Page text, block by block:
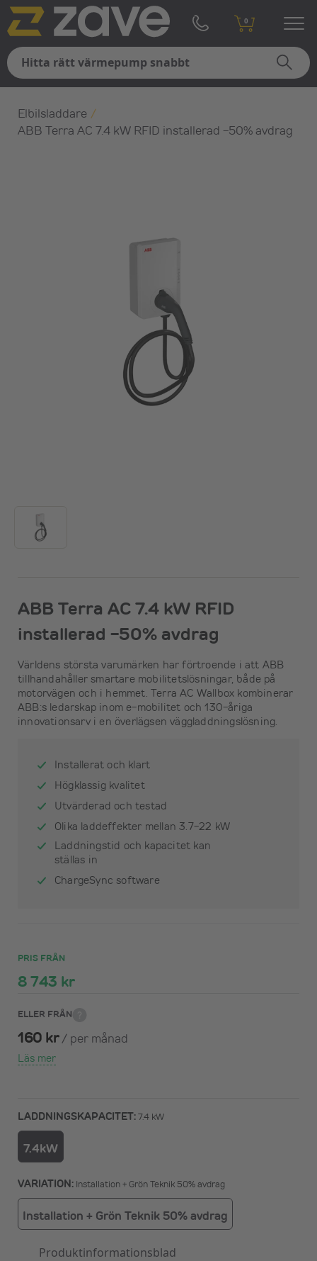
0
Elbilsladdare /
ABB Terra AC 7.4 kW RFID installerad -50% avdrag
ABB Terra AC 7.4 kW RFID
installerad -50% avdrag
Världens största varumärken har förtroende i att ABB
tillhandahåller smartare mobilitetslösningar, både på
motorvägen och i hemmet. Terra AC Wallbox kombinerar
ABB:s ledarskap inom e-mobilitet och 130-åriga
innovationsarv i en överlägsen väggladdningslösning.
Installerat och klart
Högklassig kvalitet
Utvärderad och testad
Olika laddeffekter mellan 3.7-22 kW
Laddningstid och kapacitet kan
ställas in
ChargeSync software
PRIS FRÅN
8 743 kr
ELLER FRÅN
160 kr/ per månad
Läs mer
LADDNINGSKAPACITET:7.4 kW
7.4kW
VARIATION: Installation + Grön Teknik 50% avdrag
Installation + Grön Teknik 50% avdrag
Produktinformationsblad